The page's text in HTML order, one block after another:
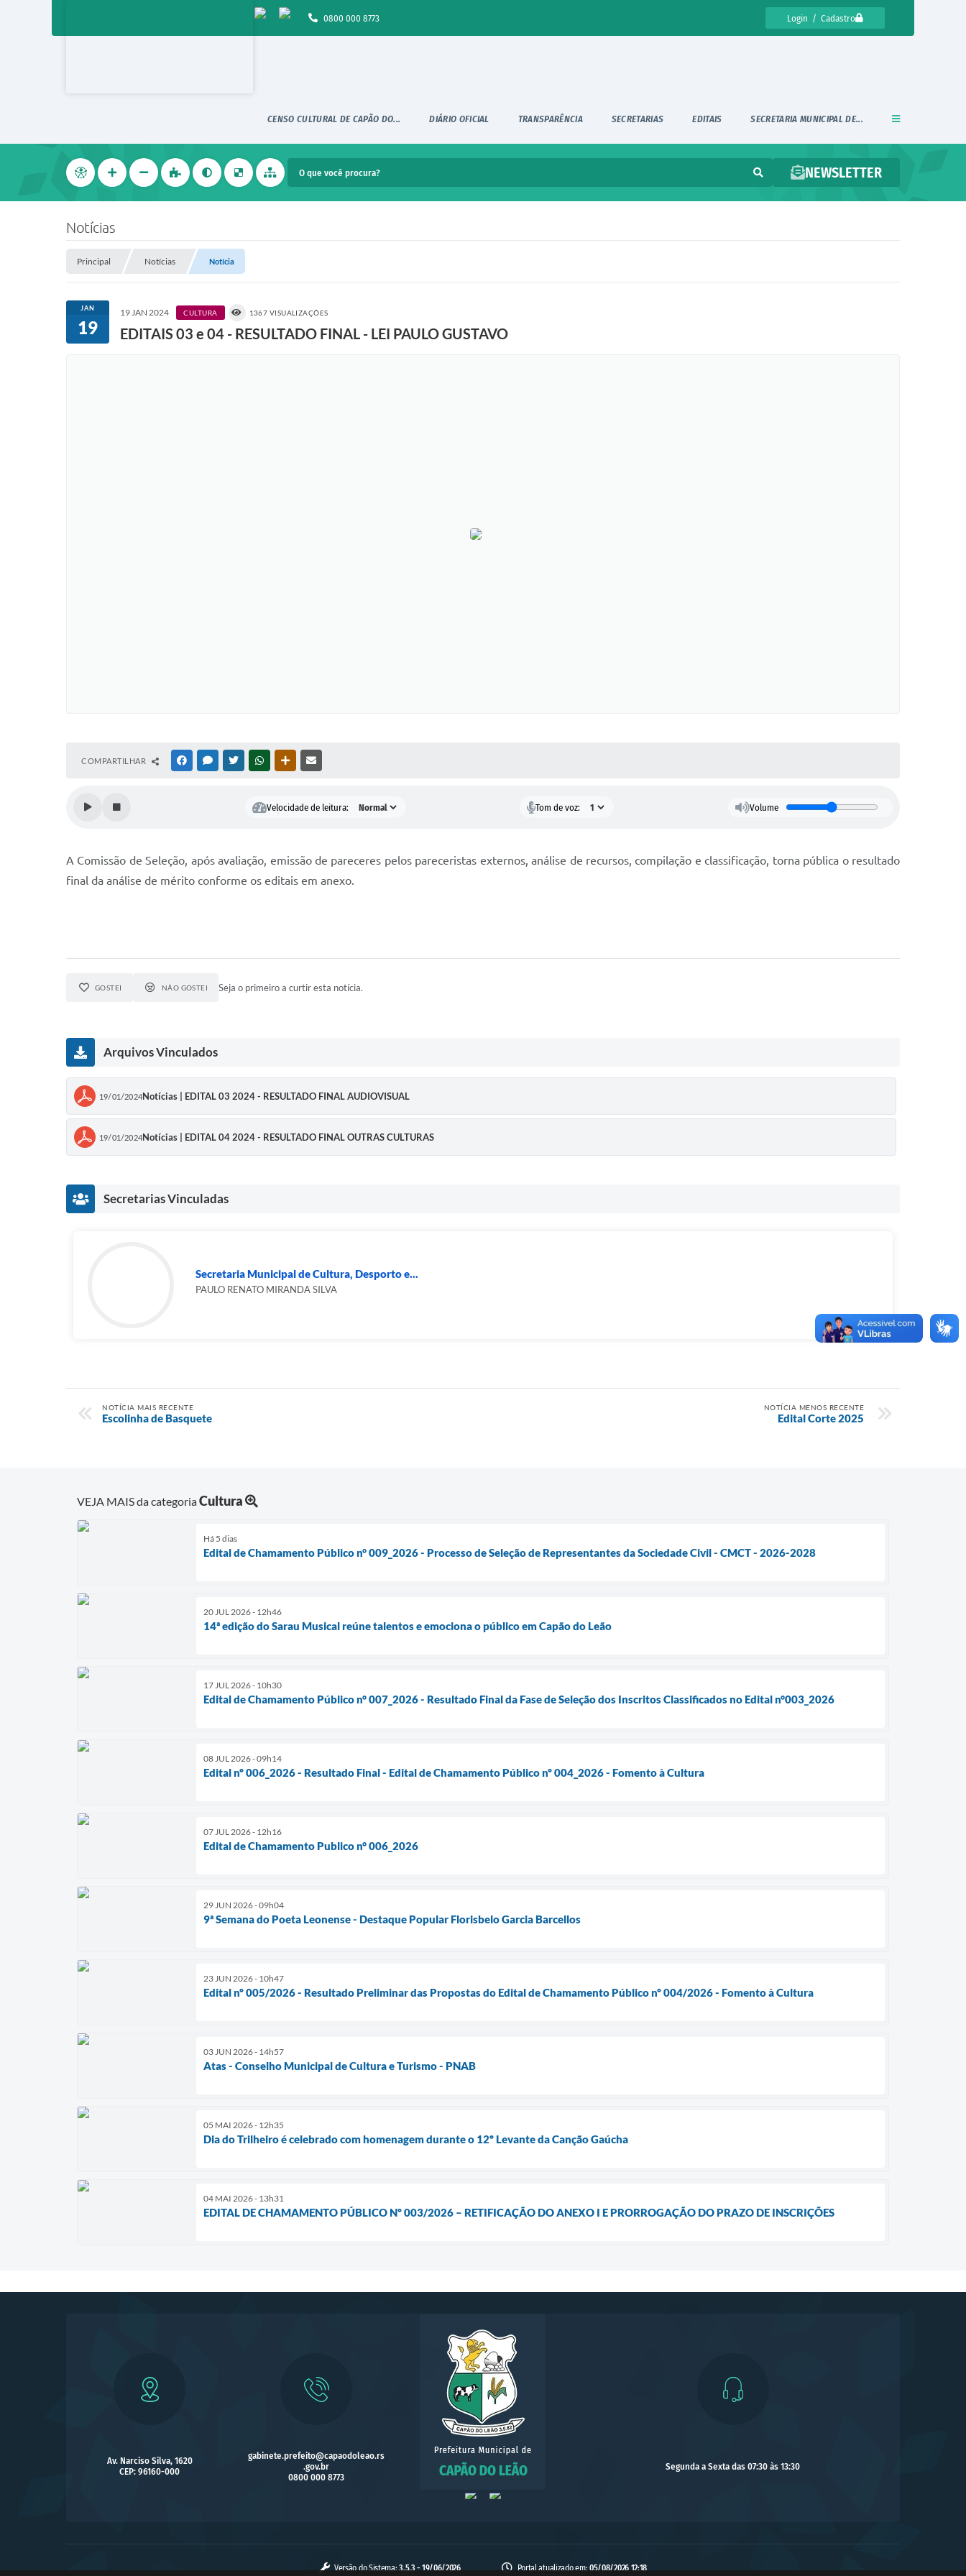
Login / Cadastro
0800 000 8773
CENSO CULTURAL DE CAPÃO DO... DIÁRIO OFICIAL TRANSPARÊNCIA SECRETARIAS EDITAIS SECRETARIA MUNICIPAL DE...
NEWSLETTER
Notícias
Principal Notícias Notícia
JAN
19
19 JAN 2024 CULTURA 1367 VISUALIZAÇÕES
EDITAIS 03 e 04 - RESULTADO FINAL - LEI PAULO GUSTAVO
COMPARTILHAR FACEBOOKMESSENGER
TWITTERWHATSAPPOUTRAS MÍDIAS
Velocidade de leitura: Tom de voz: Volume
A Comissão de Seleção, após avaliação, emissão de pareceres pelos pareceristas externos, análise de recursos, compilação e classificação, torna pública o resultado
final da análise de mérito conforme os editais em anexo.
GOSTEI NÃO GOSTEI Seja o primeiro a curtir esta notícia.
Arquivos Vinculados
19/01/2024Notícias | EDITAL 03 2024 - RESULTADO FINAL AUDIOVISUAL
19/01/2024Notícias | EDITAL 04 2024 - RESULTADO FINAL OUTRAS CULTURAS
Secretarias Vinculadas
Secretaria Municipal de Cultura, Desporto e...
PAULO RENATO MIRANDA SILVA
NOTÍCIA MAIS RECENTE
Escolinha de Basquete
NOTÍCIA MENOS RECENTE
Edital Corte 2025
VEJA MAIS da categoriaCultura
Há 5 dias
Edital de Chamamento Público n° 009_2026 - Processo de Seleção de Representantes da Sociedade Civil - CMCT - 2026-2028
20 JUL 2026 - 12h46
14ª edição do Sarau Musical reúne talentos e emociona o público em Capão do Leão
17 JUL 2026 - 10h30
Edital de Chamamento Público n° 007_2026 - Resultado Final da Fase de Seleção dos Inscritos Classificados no Edital n°003_2026
08 JUL 2026 - 09h14
Edital nº 006_2026 - Resultado Final - Edital de Chamamento Público nº 004_2026 - Fomento à Cultura
07 JUL 2026 - 12h16
Edital de Chamamento Publico n° 006_2026
29 JUN 2026 - 09h04
9ª Semana do Poeta Leonense - Destaque Popular Florisbelo Garcia Barcellos
23 JUN 2026 - 10h47
Edital nº 005/2026 - Resultado Preliminar das Propostas do Edital de Chamamento Público nº 004/2026 - Fomento à Cultura
03 JUN 2026 - 14h57
Atas - Conselho Municipal de Cultura e Turismo - PNAB
05 MAI 2026 - 12h35
Dia do Trilheiro é celebrado com homenagem durante o 12º Levante da Canção Gaúcha
04 MAI 2026 - 13h31
EDITAL DE CHAMAMENTO PÚBLICO Nº 003/2026 – RETIFICAÇÃO DO ANEXO I E PRORROGAÇÃO DO PRAZO DE INSCRIÇÕES
Av. Narciso Silva, 1620
CEP: 96160-000
gabinete.prefeito@capaodoleao.rs
.gov.br
0800 000 8773
Segunda a Sexta das 07:30 às 13:30
Versão do Sistema:3.5.3 - 19/06/2026 Portal atualizado em: 05/08/2026 12:18